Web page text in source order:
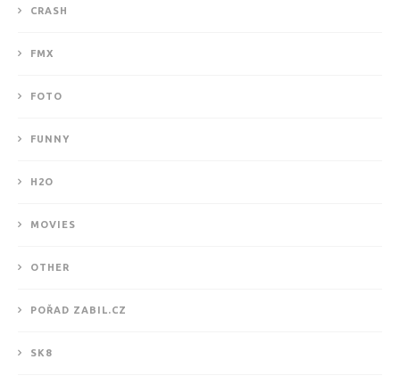
CRASH
FMX
FOTO
FUNNY
H2O
MOVIES
OTHER
POŘAD ZABIL.CZ
SK8